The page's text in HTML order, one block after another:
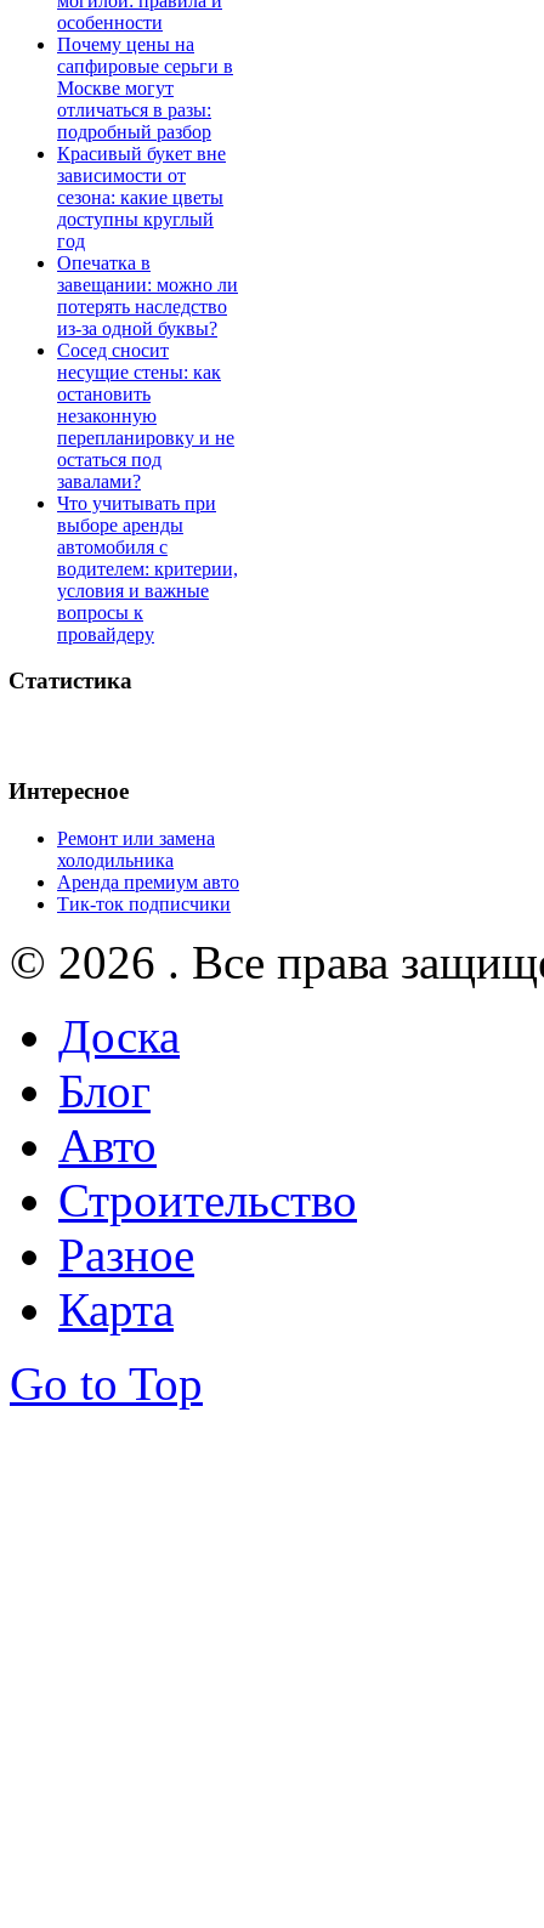
особенности
Почему цены на
сапфировые серьги в
Москве могут
отличаться в разы:
подробный разбор
Красивый букет вне
зависимости от
сезона: какие цветы
доступны круглый
год
Опечатка в
завещании: можно ли
потерять наследство
из-за одной буквы?
Сосед сносит
несущие стены: как
остановить
незаконную
перепланировку и не
остаться под
завалами?
Что учитывать при
выборе аренды
автомобиля с
водителем: критерии,
условия и важные
вопросы к
провайдеру
Статистика
Интересное
Ремонт или замена
холодильника
Аренда премиум авто
Тик-ток подписчики
© 2026 . Все права
Доска
Блог
Авто
Строительство
Разное
Карта
Go to Top